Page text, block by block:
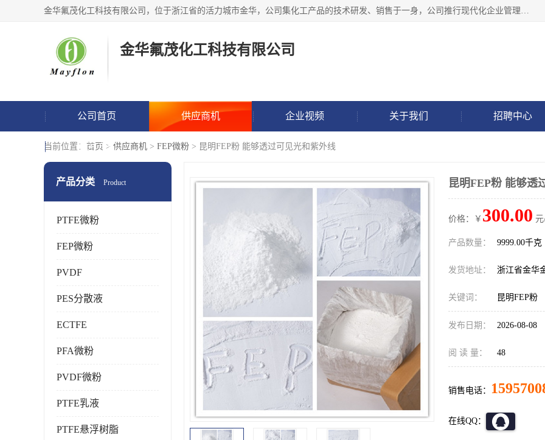
金华氟茂化工科技有限公司，位于浙江省的活力城市金华，公司集化工产品的技术研发、销售于一身，公司推行现代化企业管理理念，公司成立以来吸引了一批技术、业务、能力良好的科技人才，为多种产品的推广流通搭建良好的服务平台。我公司主要经营产品包括：PTFE微粉、FEP微粉、ECTFE、PES微粉等，这些产品由于具有、耐腐蚀、耐高温等性能而广泛应用于许多领域。
金华氟茂化工科技有限公司
公司首页 供应商机 企业视频 关于我们 招聘中心
联系方式
当前位置： 首页 > 供应商机 > FEP微粉 > 昆明FEP粉 能够透过可见光和紫外线
产品分类 Product
PTFE微粉
FEP微粉
PVDF
PES分散液
ECTFE
PFA微粉
PVDF微粉
PTFE乳液
PTFE悬浮树脂
昆明FEP粉 能够透
价格：￥ 300.00
产品数量： 9999.00千克
发货地址： 浙江省金华
关键词： 昆明FEP粉
发布日期： 2026-08-08
阅 读 量： 48
销售电话：
在线QQ：